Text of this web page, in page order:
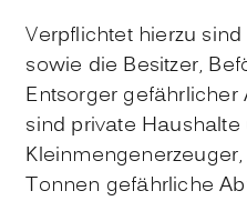
Verpflichtet hierzu
sowie die Besitzer,
Entsorger
sind private Haushalte
Tonnen gefährliche